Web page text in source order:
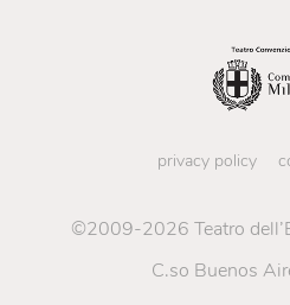
privacy policy
©2009-2026 Teatro
C.so Buenos